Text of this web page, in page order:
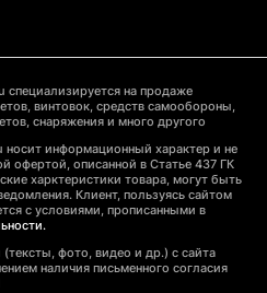
на продаже
винтовок, средств самообороны,
снаряжения и много другого
информационный характер и не
офертой, описанной в Статье 437 ГК
харктеристики товара, могут быть
Клиент, пользуясь сайтом
с условиями, прописанными в
фото, видео и др.) с сайта
наличия письменного согласия